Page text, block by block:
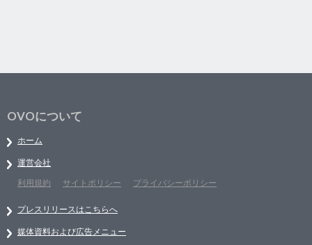
OVOについて
ホーム
運営会社
利用規約
サイトポリシー プライバシーポリシー
プレスリリースはこちらへ
媒体資料および広告メニュー